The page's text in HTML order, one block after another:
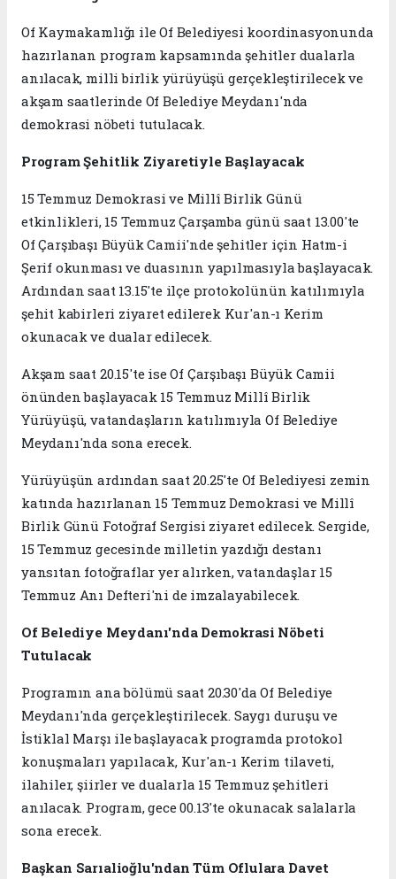
Of Kaymakamlığı ile Of Belediyesi koordinasyonunda
hazırlanan program kapsamında şehitler dualarla
anılacak, milli birlik yürüyüşü gerçekleştirilecek ve
akşam saatlerinde Of Belediye Meydanı'nda
demokrasi nöbeti tutulacak.
Program Şehitlik Ziyaretiyle Başlayacak
15 Temmuz Demokrasi ve Millî Birlik Günü
etkinlikleri, 15 Temmuz Çarşamba günü saat 13.00'te
Of Çarşıbaşı Büyük Camii'nde şehitler için Hatm-i
Şerif okunması ve duasının yapılmasıyla başlayacak.
Ardından saat 13.15'te ilçe protokolünün katılımıyla
şehit kabirleri ziyaret edilerek Kur'an-ı Kerim
okunacak ve dualar edilecek.
Akşam saat 20.15'te ise Of Çarşıbaşı Büyük Camii
önünden başlayacak 15 Temmuz Millî Birlik
Yürüyüşü, vatandaşların katılımıyla Of Belediye
Meydanı'nda sona erecek.
Yürüyüşün ardından saat 20.25'te Of Belediyesi zemin
katında hazırlanan 15 Temmuz Demokrasi ve Millî
Birlik Günü Fotoğraf Sergisi ziyaret edilecek. Sergide,
15 Temmuz gecesinde milletin yazdığı destanı
yansıtan fotoğraflar yer alırken, vatandaşlar 15
Temmuz Anı Defteri'ni de imzalayabilecek.
Of Belediye Meydanı'nda Demokrasi Nöbeti
Tutulacak
Programın ana bölümü saat 20.30'da Of Belediye
Meydanı'nda gerçekleştirilecek. Saygı duruşu ve
İstiklal Marşı ile başlayacak programda protokol
konuşmaları yapılacak, Kur'an-ı Kerim tilaveti,
ilahiler, şiirler ve dualarla 15 Temmuz şehitleri
anılacak. Program, gece 00.13'te okunacak salalarla
sona erecek.
Başkan Sarıalioğlu'ndan Tüm Oflulara Davet